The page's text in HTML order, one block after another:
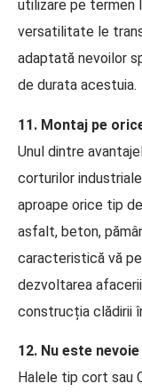
utilizare pe termen
versatilitate le
adaptată nevoilor
de durata acestuia.
11. Montaj pe
Unul dintre
corturilor
aproape orice tip
asfalt, beton,
caracteristică vă
dezvoltarea
construcția clădirii
12. Nu este
Halele tip cort sau